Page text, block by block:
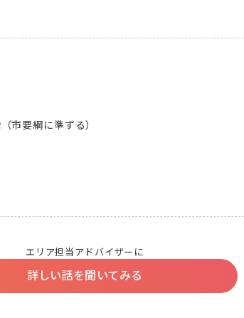
市要綱に準ずる）
エリア担当アドバイザーに
詳しい話を聞いてみる